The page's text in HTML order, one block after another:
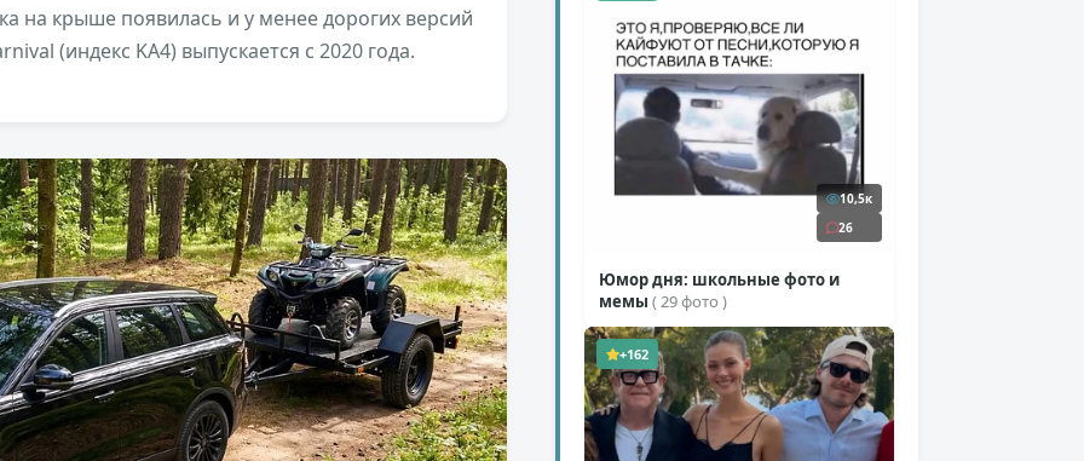
на крыше появилась и у менее дорогих версий
(индекс KA4) выпускается с 2020 года.
10,5к
26
Юмор дня: школьные фото и
мемы ( 29 фото )
+162